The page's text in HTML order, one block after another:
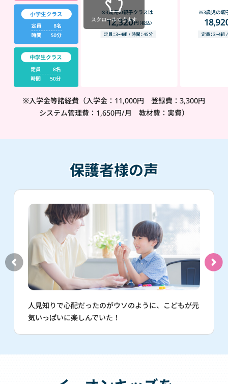
スクロールできます
※入学金等諸経費（入学金：11,000円 登録費：3,300円
システム管理費：1,650円/月 教材費：実費）
保護者様の声
人見知りで心配だったのがウソのように、こどもが元
気いっぱいに楽しんでいた！